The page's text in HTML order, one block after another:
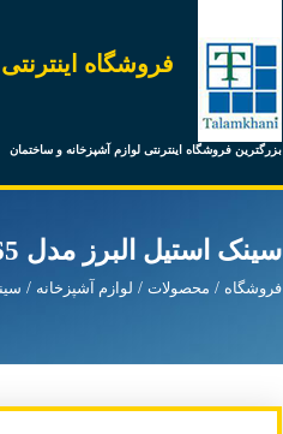
فروشگاه
بزرگترین فروشگاه اینترنتی لوازم آشپزخانه و ساختمان
سینک استیل البرز مدل 765 توکار راست
فروشگاه محصولات لوازم آشپزخانه